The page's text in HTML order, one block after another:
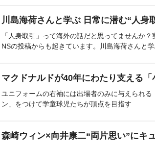
川島海荷さんと学ぶ 日常に潜む“人身
「人身取引」って海外の話だと思ってませんか
NSの投稿からも起きています。川島海荷さんと学
マクドナルドが40年にわたり支える「
ユニフォームの右袖には出場者のみに与えられ
ン」をつけて学童球児たちが頂点を目指す
森崎ウィン×向井康二“両片思い”にキ